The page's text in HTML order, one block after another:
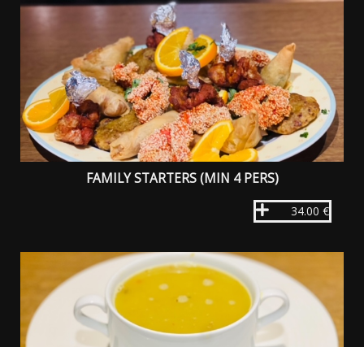
FAMILY STARTERS (MIN 4 PERS)
34.00 €